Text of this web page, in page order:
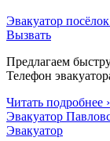
Эвакуатор
Вызвать
Предлагаем
Телефон
Читать подробнее ›
Эвакуатор
Эвакуатор